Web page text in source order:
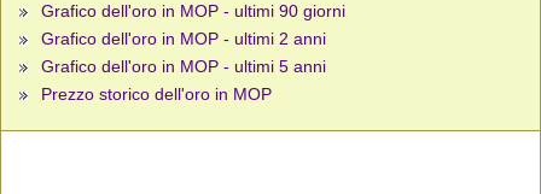
Grafico dell'oro in MOP - ultimi 90 giorni
Grafico dell'oro in MOP - ultimi 2 anni
Grafico dell'oro in MOP - ultimi 5 anni
Prezzo storico dell'oro in MOP